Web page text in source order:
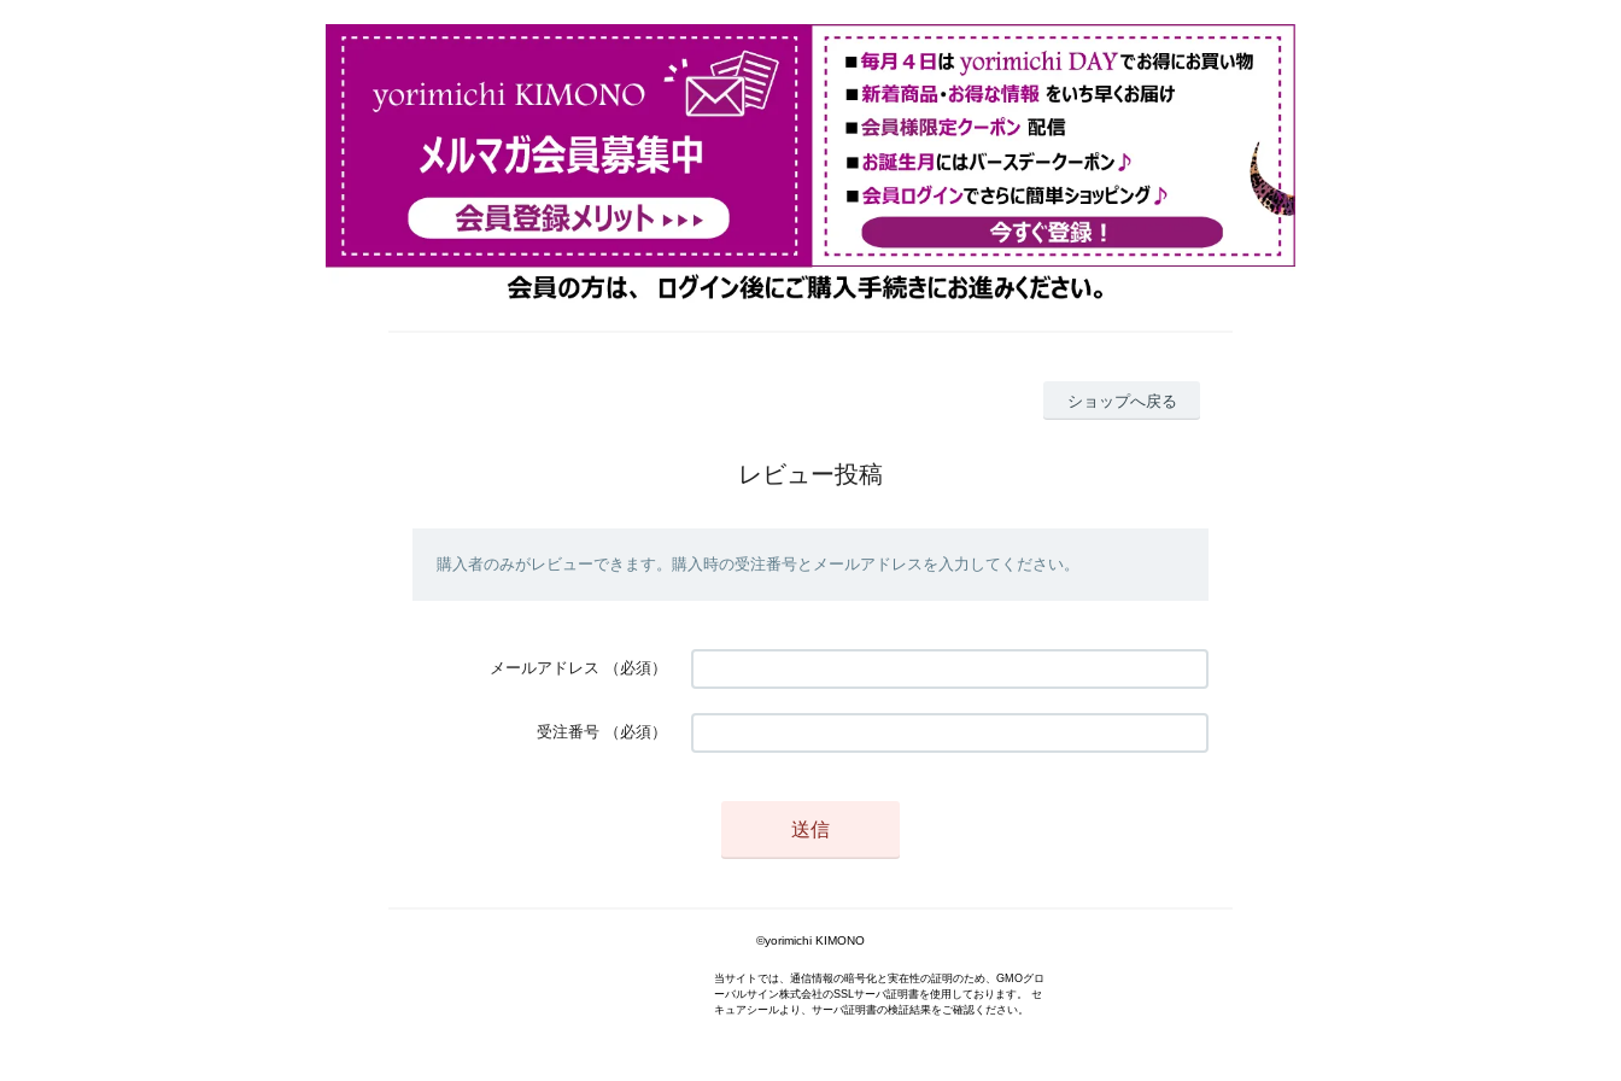
ショップへ戻る
レビュー投稿
購入者のみがレビューできます。購入時の受注番号とメールアドレスを入力してください。
メールアドレス （必須）
受注番号 （必須）
©yorimichi KIMONO
当サイトでは、通信情報の暗号化と実在性の証明のため、GMOグロ
ーバルサイン株式会社のSSLサーバ証明書を使用しております。 セ
キュアシールより、サーバ証明書の検証結果をご確認ください。